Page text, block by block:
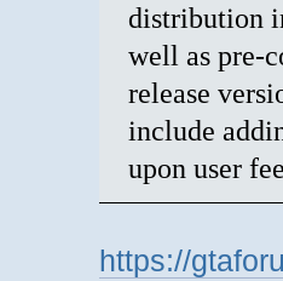
distribution
well as pre-
release
include
upon user
https://